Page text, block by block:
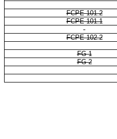
FCPE 101.2
FCPE 101.1
FCPE 102.2
FG-1
FG-2